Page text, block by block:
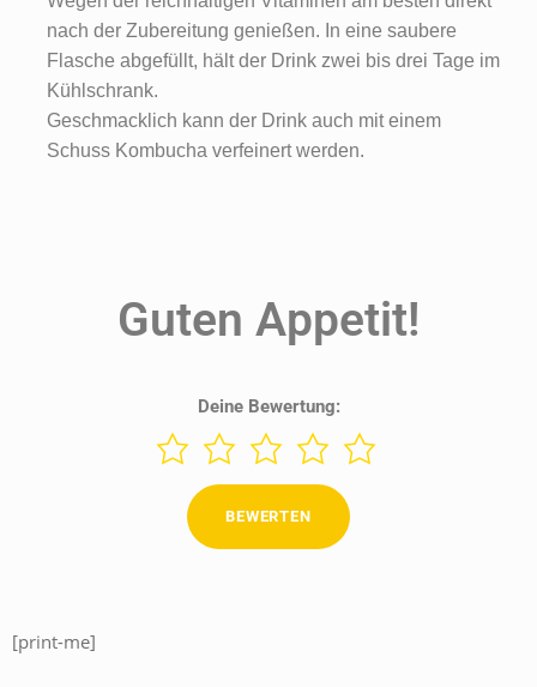
nach der Zubereitung genießen. In eine saubere
Flasche abgefüllt, hält der Drink zwei bis drei Tage im
Kühlschrank.
Geschmacklich kann der Drink auch mit einem
Schuss Kombucha verfeinert werden.
Guten Appetit!
Deine Bewertung:
[print-me]